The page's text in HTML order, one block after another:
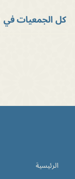
كل الجمعيات في
الرئيسية